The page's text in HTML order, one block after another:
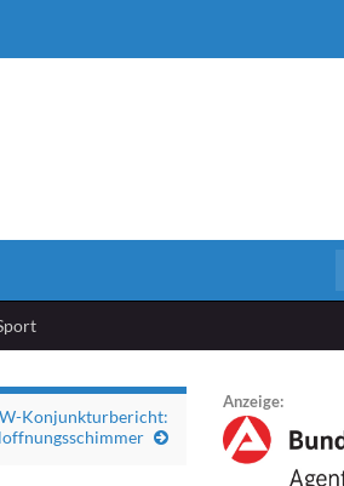
Konjunkturbericht:
Anzeige: